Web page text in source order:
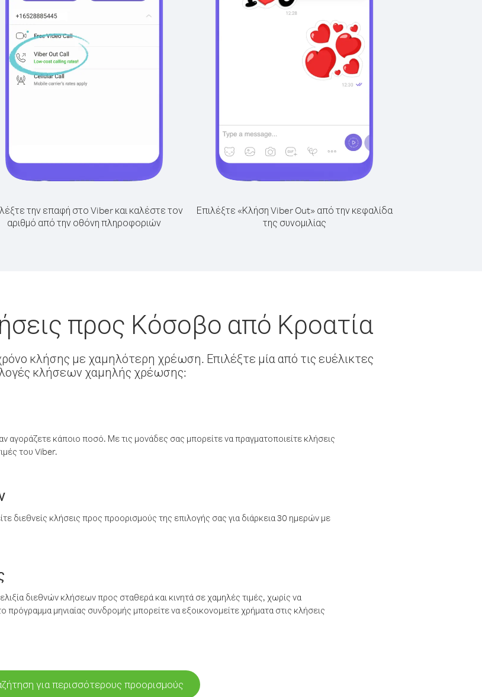
την επαφή στο Viber και καλέστε τον
αριθμό από την οθόνη πληροφοριών
Επιλέξτε «Κλήση Viber Out» από την κεφαλίδα
της συνομιλίας
προς Κόσοβο από Κροατία
κλήσης με χαμηλότερη χρέωση. Επιλέξτε μία από τις ευέλικτες
κλήσεων χαμηλής χρέωσης:
αγοράζετε κάποιο ποσό. Με τις μονάδες σας μπορείτε να πραγματοποιείτε κλήσεις
του Viber.
διεθνείς κλήσεις προς προορισμούς της επιλογής σας για διάρκεια 30 ημερών με
διεθνών κλήσεων προς σταθερά και κινητά σε χαμηλές τιμές, χωρίς να
μηνιαίας συνδρομής μπορείτε να εξοικονομείτε χρήματα στις κλήσεις
για περισσότερους προορισμούς